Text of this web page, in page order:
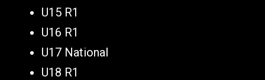
U15 R1
U16 R1
U17 National
U18 R1